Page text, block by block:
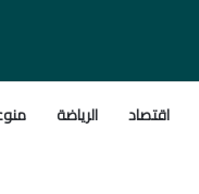
اقتصاد الرياضة